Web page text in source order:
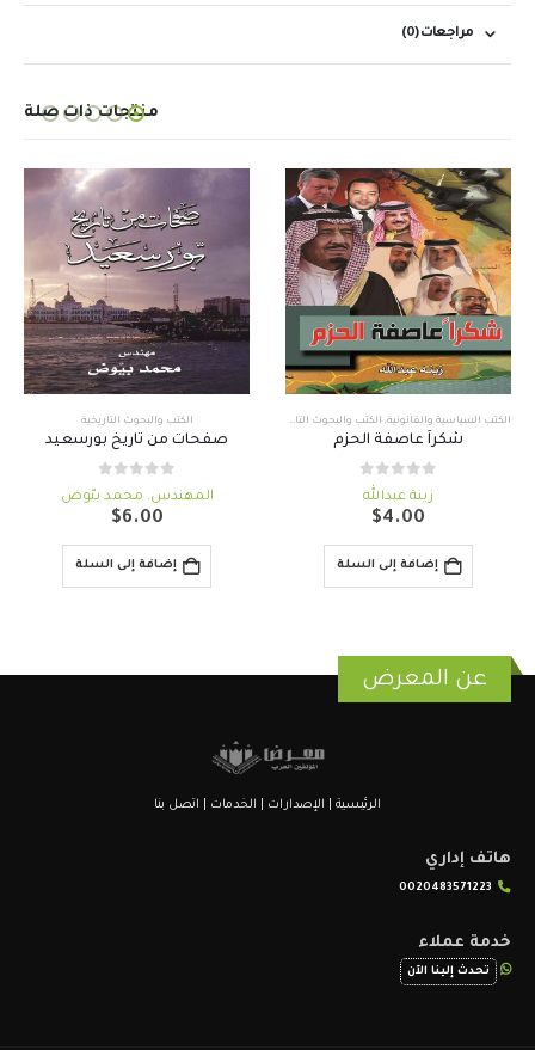
مراجعات (0)
منتجات ذات صلة
الكتب السياسية والقانونية, الكتب والبحوث التاريخية
شكراً عاصفة الحزم
0
زينة عبدالله
$4.00
إضافة إلى السلة
الكتب والبحوث التاريخية
صفحات من تاريخ بورسعيد
المهندس. محمد بيّوض
$6.00
إضافة إلى السلة
عن المعرض
الرئيسية الإصدارات الخدمات اتصل بنا
هاتف إداري
0020483571223
خدمة عملاء
تحدث إلينا الآن